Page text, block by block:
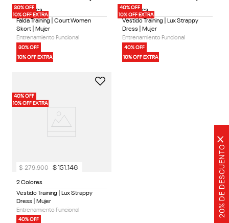
20% DE DESCUENTO
×
30% OFF
10% OFF EXTRA
2 Colores
Falda Training | Court Women
Skort | Mujer
Entrenamiento Funcional
30% OFF
10% OFF EXTRA
40% OFF
10% OFF EXTRA
2 Colores
Vestido Training | Lux Strappy
Dress | Mujer
Entrenamiento Funcional
40% OFF
10% OFF EXTRA
40% OFF
10% OFF EXTRA
2 Colores
Vestido Training | Lux Strappy
Dress | Mujer
Entrenamiento Funcional
40% OFF
$ 279.900 $151 .146